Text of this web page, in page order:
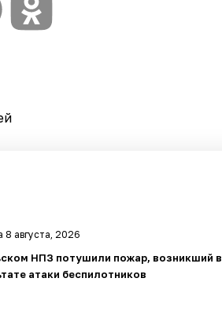
8 августа, 2026
НПЗ потушили пожар, возникший в
атаки беспилотников